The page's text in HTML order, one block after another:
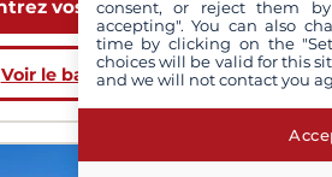
vos dates
Voir le bateau
consent, or reject them
accepting". You can also
time by clicking on the
choices will be valid for this
and we will not contact you